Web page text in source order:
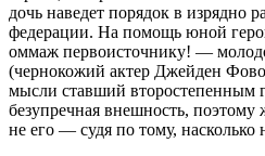
дочь наведет порядок в изрядно
федерации. На помощь юной
оммаж первоисточнику! —
(чернокожий актер Джейден
мысли ставший второстепенным
безупречная внешность, поэтому
не его — судя по тому, насколько